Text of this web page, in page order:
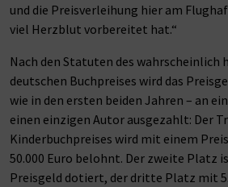
und die Preisverleihung hier am
viel Herzblut vorbereitet hat.“
Nach den Statuten des
deutschen Buchpreises wird das
wie in den ersten beiden Jahren – an
einen einzigen Autor ausgezahlt: Der
Kinderbuchpreises wird mit einem
50.000 Euro belohnt. Der zweite Platz
Preisgeld dotiert, der dritte Platz mit